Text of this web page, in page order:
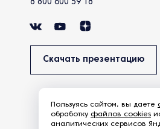
8 800 600 59 18
Скачать презентацию
Пользуясь сайтом, вы даете
обработку файлов cookies
аналитических сервисов